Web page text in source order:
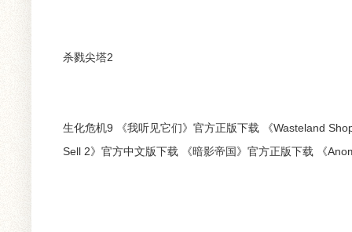
杀戮尖塔2
生化危机9 《我听见它们》官方正版下载 《Wasteland
Sell 2》官方中文版下载 《暗影帝国》官方正版下载 《